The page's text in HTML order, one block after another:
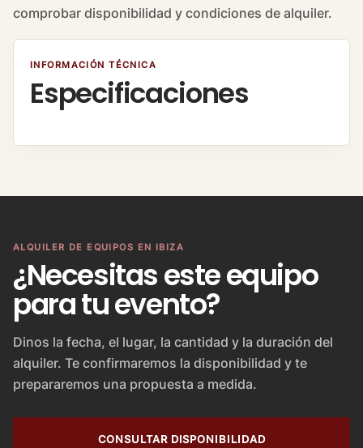
comprobar disponibilidad y condiciones de alquiler.
INFORMACIÓN TÉCNICA
Especificaciones
ALQUILER DE EQUIPOS EN IBIZA
¿Necesitas este equipo
para tu evento?
Dinos la fecha, el lugar, la cantidad y la duración del
alquiler. Te confirmaremos la disponibilidad y te
prepararemos una propuesta a medida.
CONSULTAR DISPONIBILIDAD